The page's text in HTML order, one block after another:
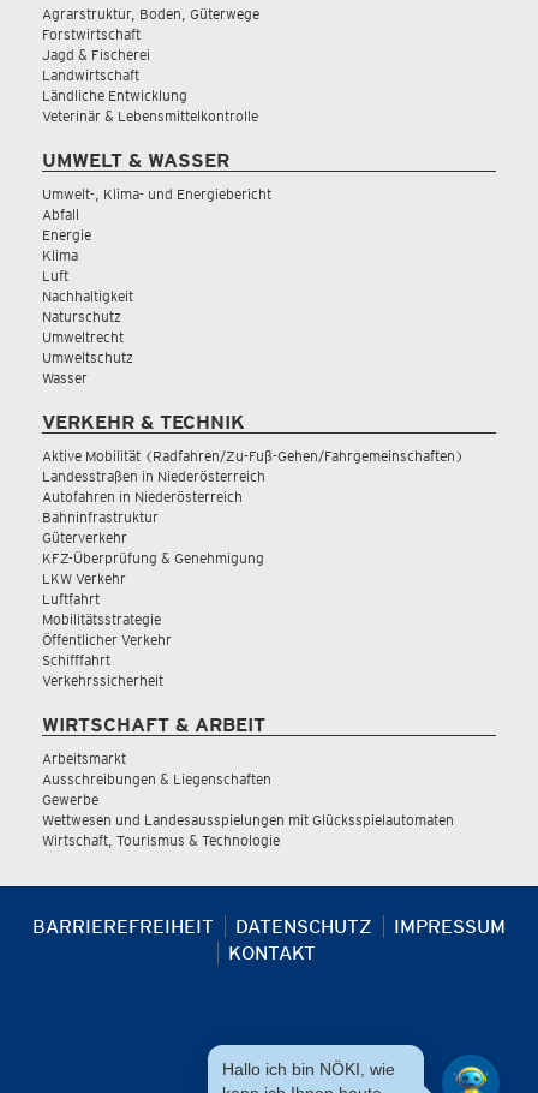
Agrarstruktur, Boden, Güterwege
Forstwirtschaft
Jagd & Fischerei
Landwirtschaft
Ländliche Entwicklung
Veterinär & Lebensmittelkontrolle
UMWELT & WASSER
Umwelt-, Klima- und Energiebericht
Abfall
Energie
Klima
Luft
Nachhaltigkeit
Naturschutz
Umweltrecht
Umweltschutz
Wasser
VERKEHR & TECHNIK
Aktive Mobilität (Radfahren/Zu-Fuß-Gehen/Fahrgemeinschaften)
Landesstraßen in Niederösterreich
Autofahren in Niederösterreich
Bahninfrastruktur
Güterverkehr
KFZ-Überprüfung & Genehmigung
LKW Verkehr
Luftfahrt
Mobilitätsstrategie
Öffentlicher Verkehr
Schifffahrt
Verkehrssicherheit
WIRTSCHAFT & ARBEIT
Arbeitsmarkt
Ausschreibungen & Liegenschaften
Gewerbe
Wettwesen und Landesausspielungen mit Glücksspielautomaten
Wirtschaft, Tourismus & Technologie
BARRIEREFREIHEIT DATENSCHUTZ
IMPRESSUM
KONTAKT
Hallo ich bin NÖKI, wie